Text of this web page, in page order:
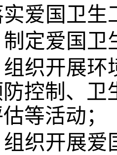
爱国卫生
制定爱国
组织开展
控制、卫
等活动；
组织开展